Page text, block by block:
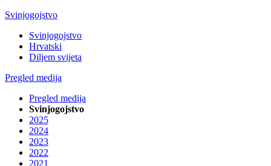
Svinjogojstvo
Svinjogojstvo
Hrvatski
Diljem svijeta
Pregled medija
Pregled medija
Svinjogojstvo
2025
2024
2023
2022
2021